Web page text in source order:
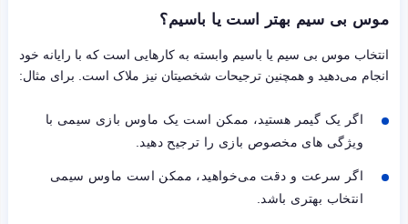
موس بی سیم بهتر است یا باسیم؟
انتخاب موس بی سیم یا باسیم وابسته به کارهایی است که با رایانه خود
انجام می‌دهید و همچنین ترجیحات شخصیتان نیز ملاک است. برای مثال:
اگر یک گیمر هستید، ممکن است یک ماوس بازی سیمی با
ویژگی های مخصوص بازی را ترجیح دهید.
اگر سرعت و دقت می‌خواهید، ممکن است ماوس سیمی
انتخاب بهتری باشد.